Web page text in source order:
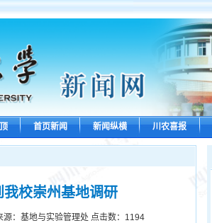
首页新闻 新闻纵横 川农喜报
校崇州基地调研
：基地与实验管理处 点击数： 1194